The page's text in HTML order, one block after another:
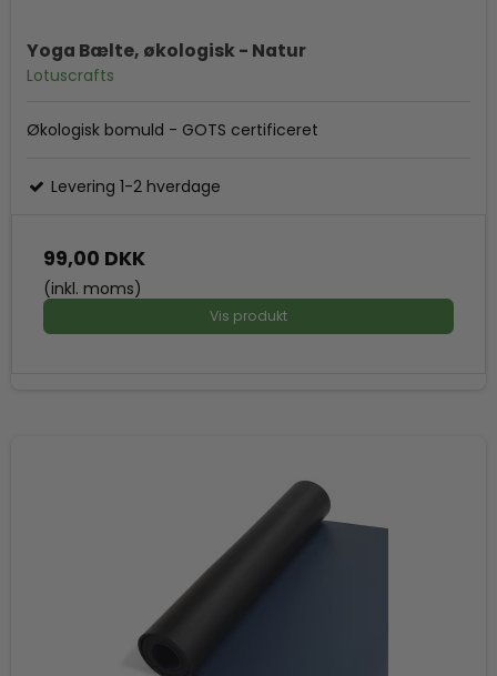
Yoga Bælte, økologisk - Natur
Lotuscrafts
Økologisk bomuld - GOTS certificeret
Levering 1-2 hverdage
99,00 DKK
(inkl. moms)
Vis produkt